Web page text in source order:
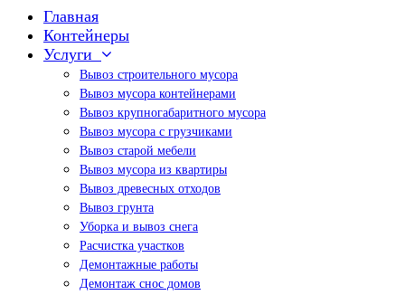
Главная
Контейнеры
Услуги
Вывоз строительного мусора
Вывоз мусора контейнерами
Вывоз крупногабаритного мусора
Вывоз мусора с грузчиками
Вывоз старой мебели
Вывоз мусора из квартиры
Вывоз древесных отходов
Вывоз грунта
Уборка и вывоз снега
Расчистка участков
Демонтажные работы
Демонтаж снос домов